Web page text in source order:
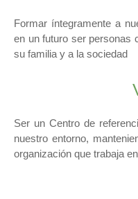
Formar íntegramente a
en un futuro ser personas
su familia y a la sociedad
Ser un Centro de
nuestro entorno,
organización que trabaja